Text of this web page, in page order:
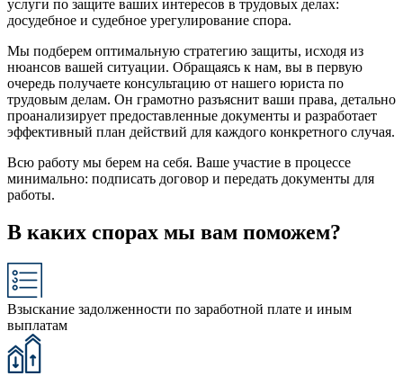
услуги по защите ваших интересов в трудовых делах:
досудебное и судебное урегулирование спора.
Мы подберем оптимальную стратегию защиты, исходя из
нюансов вашей ситуации. Обращаясь к нам, вы в первую
очередь получаете консультацию от нашего юриста по
трудовым делам. Он грамотно разъяснит ваши права, детально
проанализирует предоставленные документы и разработает
эффективный план действий для каждого конкретного случая.
Всю работу мы берем на себя. Ваше участие в процессе
минимально: подписать договор и передать документы для
работы.
В каких спорах мы вам поможем?
Взыскание задолженности по заработной плате и иным
выплатам